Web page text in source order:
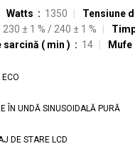
Watts 1350 Tensiune
230 ± 1 % / 240 ± 1 %
sarcină ( min ) 14 Mufe
ÎN UNDĂ SINUSOIDALĂ PURĂ
DE STARE LCD